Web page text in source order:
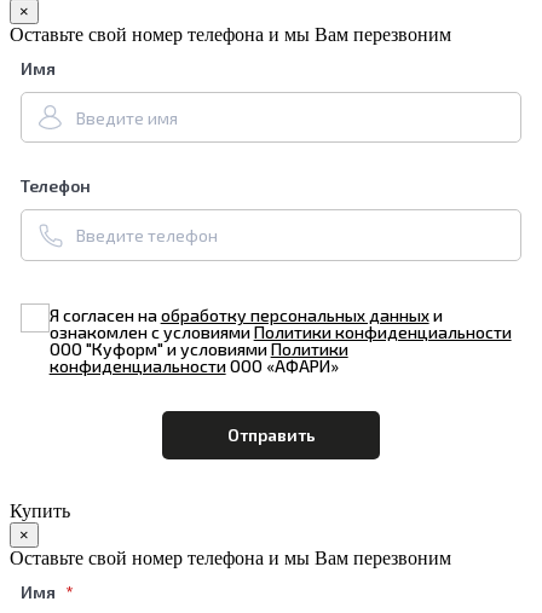
×
Оставьте свой номер телефона и мы Вам перезвоним
Имя
Телефон
Я согласен наобработку персональных данныхи
ознакомлен с условиямиПолитики конфиденциальности
ООО "Куформ" и условиямиПолитики
конфиденциальностиООО «АФАРИ»
Купить
×
Оставьте свой номер телефона и мы Вам перезвоним
Имя